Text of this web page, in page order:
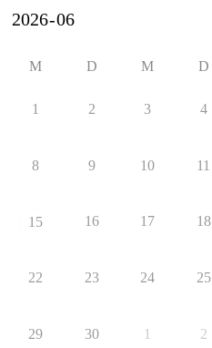
M D M D
1 2 3 4
8 9 10 11
15 16 17 18
22 23 24 25
29 30 1 2